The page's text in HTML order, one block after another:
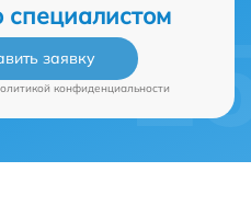
специалистом
заявку
конфиденциальности